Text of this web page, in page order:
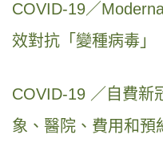
COVID-19／
效對抗「變種病毒」
COVID-19 ／自費新
象、醫院、費用和預